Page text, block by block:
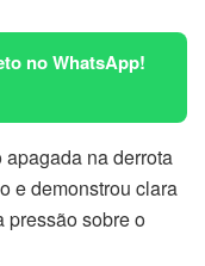
no WhatsApp!
apagada na derrota
e demonstrou clara
pressão sobre o